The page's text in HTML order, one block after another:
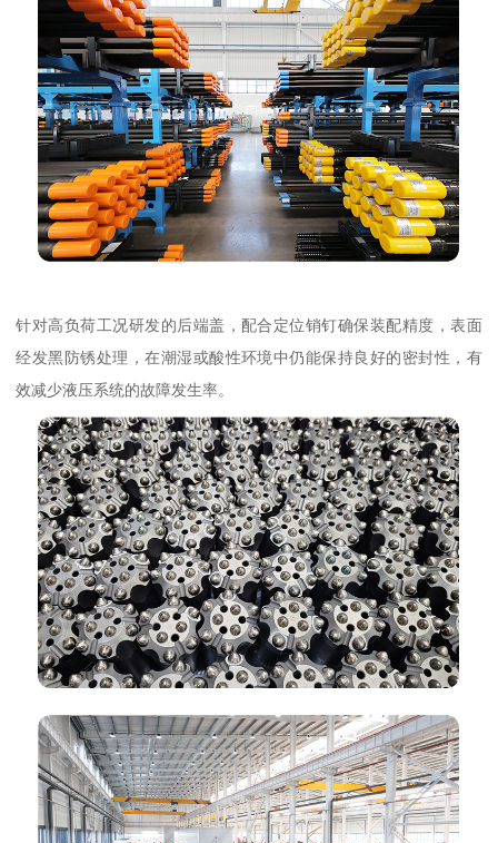
针对高负荷工况研发的后端盖，配合定位销钉确保装配精度，表面
经发黑防锈处理，在潮湿或酸性环境中仍能保持良好的密封性，有
效减少液压系统的故障发生率。